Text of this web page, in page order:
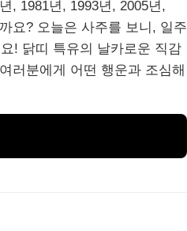
, 1981년, 1993년, 2005년,
요? 오늘은 사주를 보니, 일주
! 닭띠 특유의 날카로운 직감
러분에게 어떤 행운과 조심해